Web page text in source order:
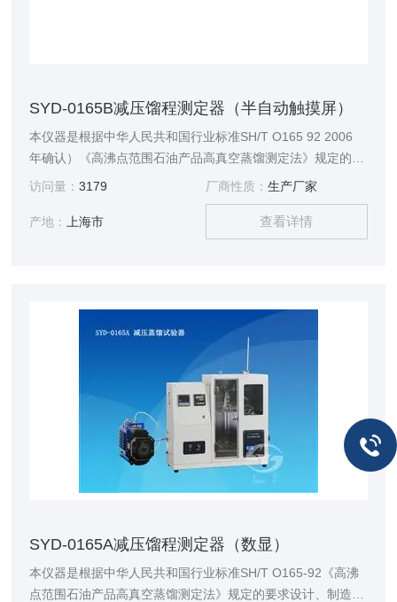
SYD-0165B减压馏程测定器（半自动触摸屏）
本仪器是根据中华人民共和国行业标准SH/T O165 92 2006
年确认）《高沸点范围石油产品高真空蒸馏测定法》规定的要
求设计、制造的，适用于测定蜡油和润滑油等高沸点范围石油
访问量：3179 厂商性质： 生产厂家
产地： 上海市 查看详情
SYD-0165A减压馏程测定器（数显）
本仪器是根据中华人民共和国行业标准SH/T O165-92《高沸
点范围石油产品高真空蒸馏测定法》规定的要求设计、制造